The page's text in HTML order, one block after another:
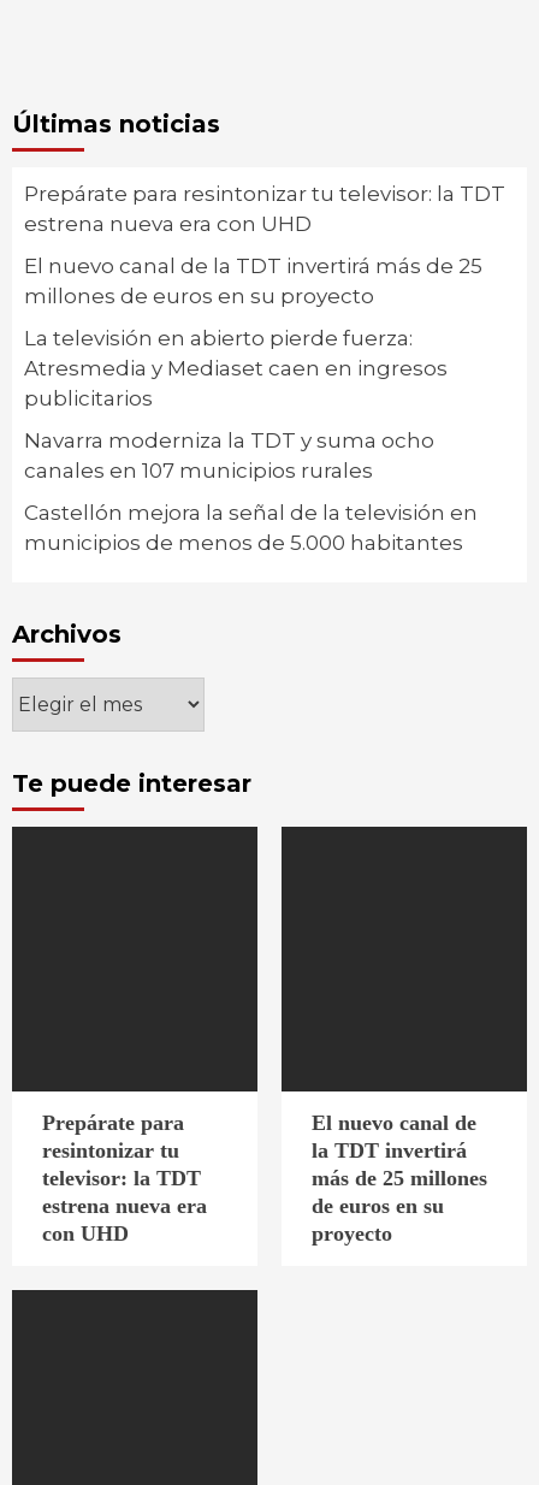
Últimas noticias
Prepárate para resintonizar tu televisor: la TDT
estrena nueva era con UHD
El nuevo canal de la TDT invertirá más de 25
millones de euros en su proyecto
La televisión en abierto pierde fuerza:
Atresmedia y Mediaset caen en ingresos
publicitarios
Navarra moderniza la TDT y suma ocho
canales en 107 municipios rurales
Castellón mejora la señal de la televisión en
municipios de menos de 5.000 habitantes
Archivos
Archivos
Te puede interesar
Prepárate para
resintonizar tu
televisor: la TDT
estrena nueva era
con UHD
El nuevo canal de
la TDT invertirá
más de 25 millones
de euros en su
proyecto